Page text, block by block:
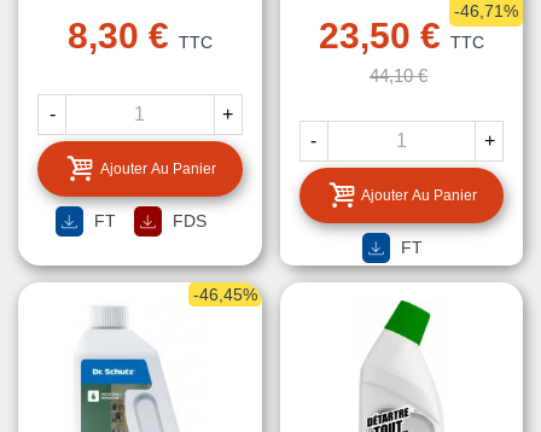
8,30 € TTC
- +
Ajouter Au Panier
FT FDS
23,50 € TTC
44,10 €
-46,71%
- +
Ajouter Au Panier
FT
-46,45%